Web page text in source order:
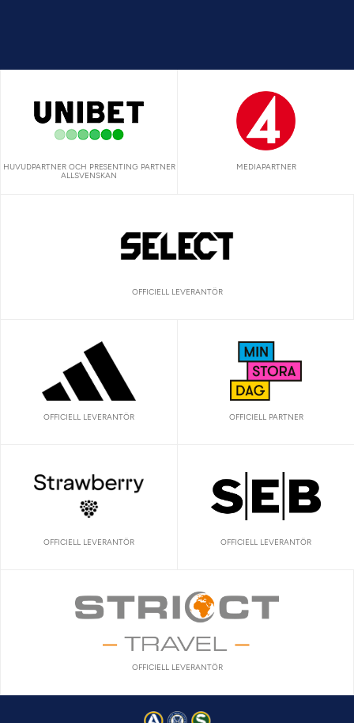
HUVUDPARTNER OCH PRESENTING PARTNER
ALLSVENSKAN
MEDIAPARTNER
OFFICIELL LEVERANTÖR
OFFICIELL LEVERANTÖR OFFICIELL PARTNER
OFFICIELL LEVERANTÖR OFFICIELL LEVERANTÖR
OFFICIELL LEVERANTÖR